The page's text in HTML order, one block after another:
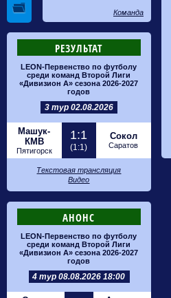
Команда
РЕЗУЛЬТАТ
LEON-Первенство по футболу
среди команд Второй Лиги
«Дивизион А» сезона 2026-2027
годов
3 тур 02.08.2026
Машук-
КМВ
Пятигорск
1:1
(1:1)
Сокол
Саратов
Текстовая трансляция
Видео
АНОНС
LEON-Первенство по футболу
среди команд Второй Лиги
«Дивизион А» сезона 2026-2027
годов
4 тур 08.08.2026 18:00